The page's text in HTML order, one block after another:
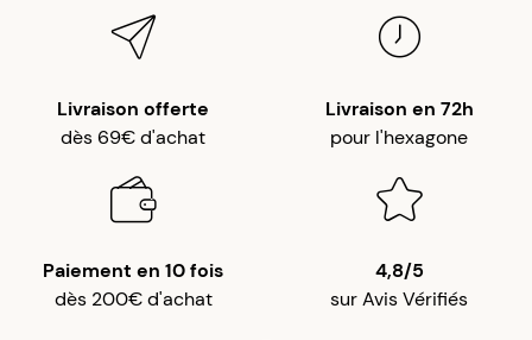
Livraison offerte
dès 69€ d'achat
Livraison en 72h
pour l'hexagone
Paiement en 10 fois
dès 200€ d'achat
4,8/5
sur Avis Vérifiés